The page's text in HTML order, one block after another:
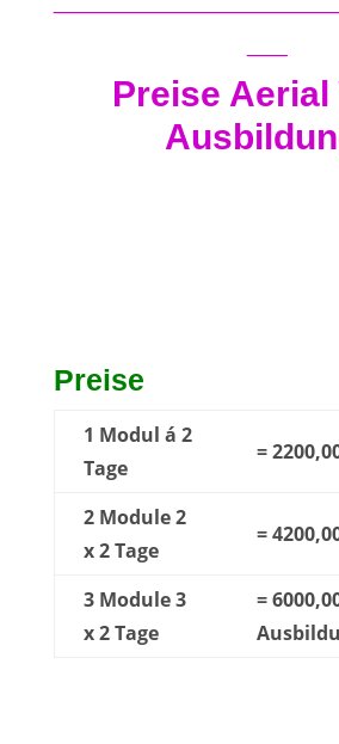
Preise Aerial
Preise
1 Modul á 2
Tage
=
2 Module 2
x 2 Tage
=
3 Module 3
x 2 Tage
=